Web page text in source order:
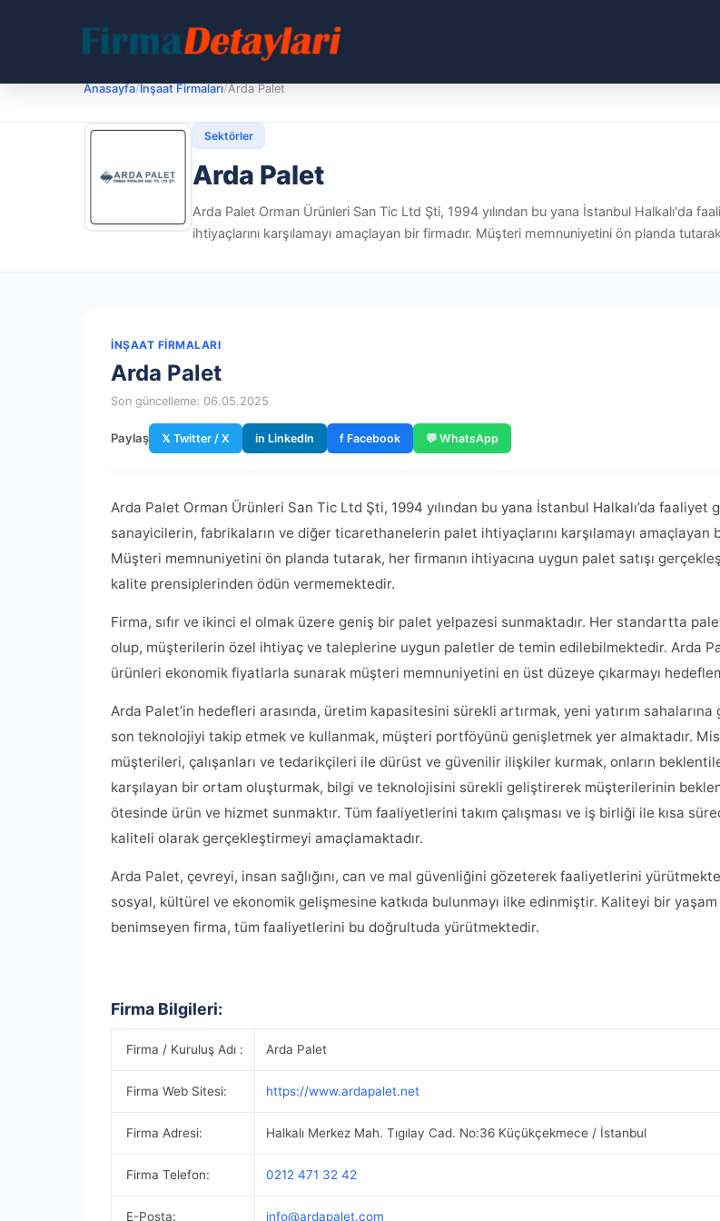
Anasayfa/İnşaat Firmaları/Arda Palet
Sektörler
Arda Palet
Arda Palet Orman Ürünleri San Tic Ltd Şti, 1994 yılından bu yana İstanbul Halkalı'da
ihtiyaçlarını karşılamayı amaçlayan bir firmadır. Müşteri memnuniyetini ön planda
İNŞAAT FIRMALARI
Arda Palet
Son güncelleme: 06.05.2025
Paylaş 𝕏 Twitter / X in LinkedIn f Facebook 💬 WhatsApp
Arda Palet Orman Ürünleri San Tic Ltd Şti, 1994 yılından bu yana İstanbul Halkalı’da faaliyet
sanayicilerin, fabrikaların ve diğer ticarethanelerin palet ihtiyaçlarını karşılamayı amaçlayan
Müşteri memnuniyetini ön planda tutarak, her firmanın ihtiyacına uygun palet satışı
kalite prensiplerinden ödün vermemektedir.
Firma, sıfır ve ikinci el olmak üzere geniş bir palet yelpazesi sunmaktadır. Her standartta
olup, müşterilerin özel ihtiyaç ve taleplerine uygun paletler de temin edilebilmektedir. Arda
ürünleri ekonomik fiyatlarla sunarak müşteri memnuniyetini en üst düzeye çıkarmayı
Arda Palet’in hedefleri arasında, üretim kapasitesini sürekli artırmak, yeni yatırım sahalarına
son teknolojiyi takip etmek ve kullanmak, müşteri portföyünü genişletmek yer almaktadır.
müşterileri, çalışanları ve tedarikçileri ile dürüst ve güvenilir ilişkiler kurmak, onların
karşılayan bir ortam oluşturmak, bilgi ve teknolojisini sürekli geliştirerek müşterilerinin
ötesinde ürün ve hizmet sunmaktır. Tüm faaliyetlerini takım çalışması ve iş birliği ile kısa
kaliteli olarak gerçekleştirmeyi amaçlamaktadır.
Arda Palet, çevreyi, insan sağlığını, can ve mal güvenliğini gözeterek faaliyetlerini
sosyal, kültürel ve ekonomik gelişmesine katkıda bulunmayı ilke edinmiştir. Kaliteyi bir
benimseyen firma, tüm faaliyetlerini bu doğrultuda yürütmektedir.
Firma Bilgileri:
Firma / Kuruluş Adı : Arda Palet
Firma Web Sitesi: https://www.ardapalet.net
Firma Adresi: Halkalı Merkez Mah. Tıgılay Cad. No:36 Küçükçekmece / İstanbul
Firma Telefon: 0212 471 32 42
E-Posta: info@ardapalet.com